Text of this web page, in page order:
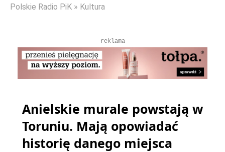
Polskie Radio PiK Kultura
reklama
Anielskie murale powstają w
Toruniu. Mają opowiadać
historię danego miejsca